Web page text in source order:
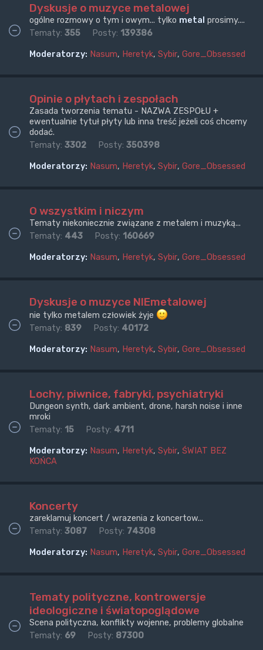
Dyskusje o muzyce metalowej
ogólne rozmowy o tym i owym... tylko metal prosimy....
Tematy: 355 Posty: 139386
Moderatorzy: Nasum, Heretyk, Sybir, Gore_Obsessed
Opinie o płytach i zespołach
Zasada tworzenia tematu - NAZWA ZESPOŁU +
ewentualnie tytuł płyty lub inna treść jeżeli coś chcemy
dodać.
Tematy: 3302 Posty: 350398
Moderatorzy: Nasum, Heretyk, Sybir, Gore_Obsessed
O wszystkim i niczym
Tematy niekoniecznie związane z metalem i muzyką...
Tematy: 443 Posty: 160669
Moderatorzy: Nasum, Heretyk, Sybir, Gore_Obsessed
Dyskusje o muzyce NIEmetalowej
nie tylko metalem człowiek żyje
Tematy: 839 Posty: 40172
Moderatorzy: Nasum, Heretyk, Sybir, Gore_Obsessed
Lochy, piwnice, fabryki, psychiatryki
Dungeon synth, dark ambient, drone, harsh noise i inne
mroki
Tematy: 15 Posty: 4711
Moderatorzy: Nasum, Heretyk, Sybir, ŚWIAT BEZ
KOŃCA
Koncerty
zareklamuj koncert / wrazenia z koncertow...
Tematy: 3087 Posty: 74308
Moderatorzy: Nasum, Heretyk, Sybir, Gore_Obsessed
Tematy polityczne, kontrowersje
ideologiczne i światopoglądowe
Scena polityczna, konflikty wojenne, problemy globalne
Tematy: 69 Posty: 87300